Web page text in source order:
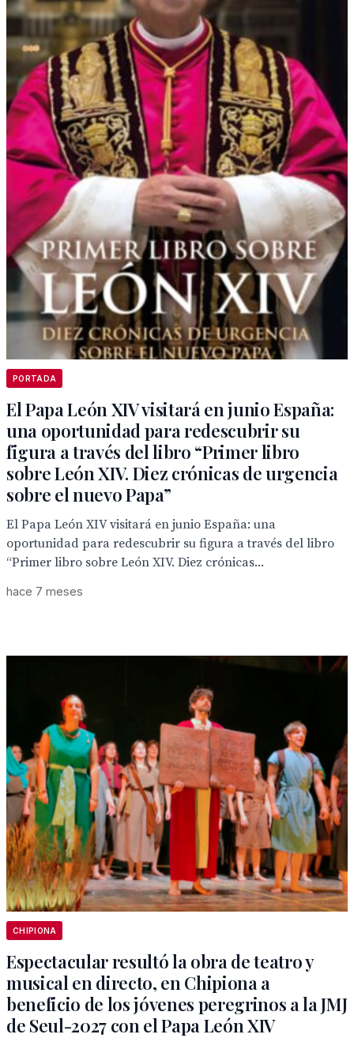
PORTADA
El Papa León XIV visitará en junio España:
una oportunidad para redescubrir su
figura a través del libro “Primer libro
sobre León XIV. Diez crónicas de urgencia
sobre el nuevo Papa”
El Papa León XIV visitará en junio España: una
oportunidad para redescubrir su figura a través del libro
“Primer libro sobre León XIV. Diez crónicas...
hace 7 meses
CHIPIONA
Espectacular resultó la obra de teatro y
musical en directo, en Chipiona a
beneficio de los jóvenes peregrinos a la JMJ
de Seul-2027 con el Papa León XIV